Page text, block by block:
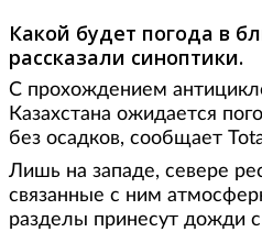
Какой будет погода в
рассказали синоптики.
С прохождением
Казахстана ожидается
без осадков, сообщает
Лишь на западе, севере
связанные с ним
разделы принесут дожди с